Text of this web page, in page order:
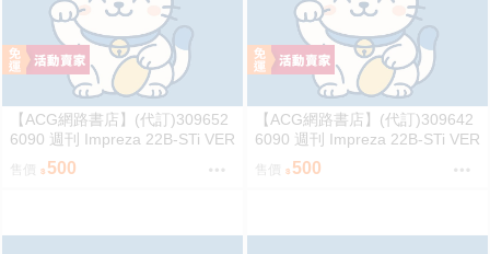
【ACG網路書店】(代訂)309652
6090 週刊 Impreza 22B-STi VER
SION をつくる (7)
售價 500
【ACG網路書店】(代訂)309642
6090 週刊 Impreza 22B-STi VER
SION をつくる (6)
售價 500